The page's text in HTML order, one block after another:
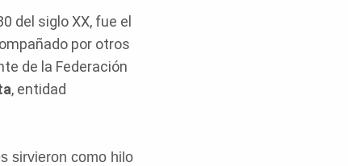
del siglo XX, fue el
por otros
de la Federación
, entidad
sirvieron como hilo